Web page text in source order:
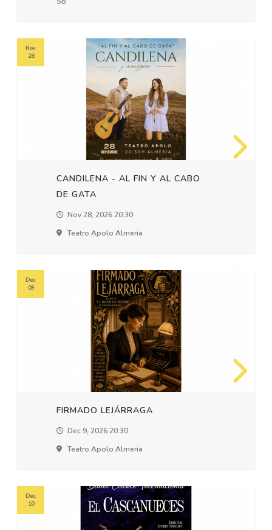
CANDILENA - AL FIN Y AL CABO
DE GATA
Nov 28, 2026 20:30
Teatro Apolo Almeria
Nov
28
FIRMADO LEJÁRRAGA
Dec 9, 2026 20:30
Teatro Apolo Almeria
Dec
09
Dec
10